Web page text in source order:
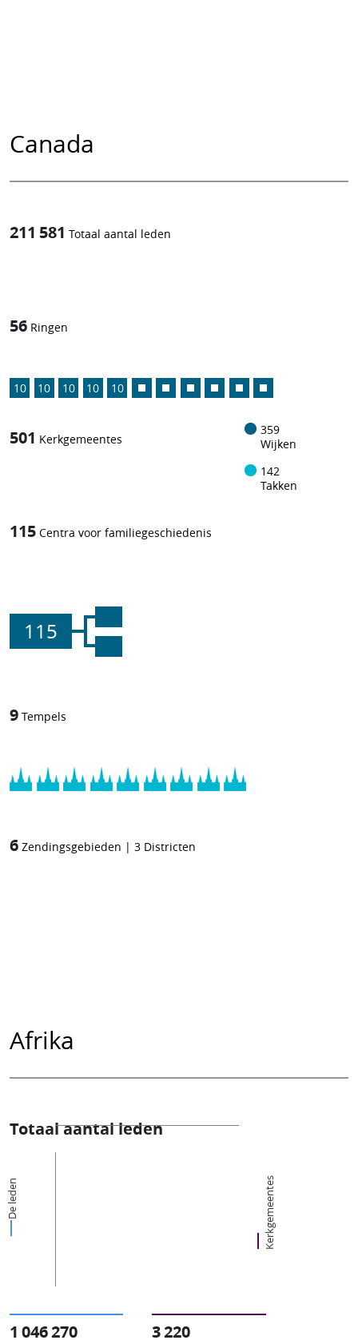
Canada
211 581 Totaal aantal leden
56 Ringen
10 10 10 10 10
501 Kerkgemeentes
359
Wijken
142
Takken
115 Centra voor familiegeschiedenis
115
9 Tempels
6 Zendingsgebieden | 3 Districten
Afrika
Totaal aantal leden
De leden Kerkgemeentes
1 046 270 3 220